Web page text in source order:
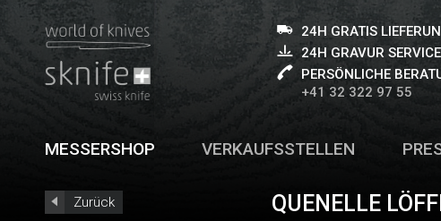
24H GRATIS
24H GRAVUR SERVICE
PERSÖNLICHE
+41 32 322 97 55
MESSERSHOP VERKAUFSSTELLEN
Zurück QUENELLE